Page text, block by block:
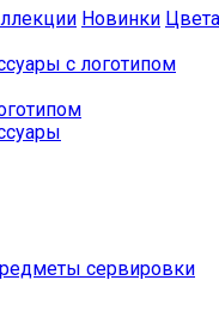
Новинки Цвета
с логотипом
сервировки